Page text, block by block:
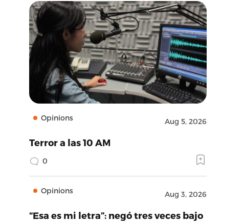
Opinions Aug 5, 2026
Terror a las 10 AM
0
Opinions Aug 3, 2026
“Esa es mi letra”: negó tres veces bajo